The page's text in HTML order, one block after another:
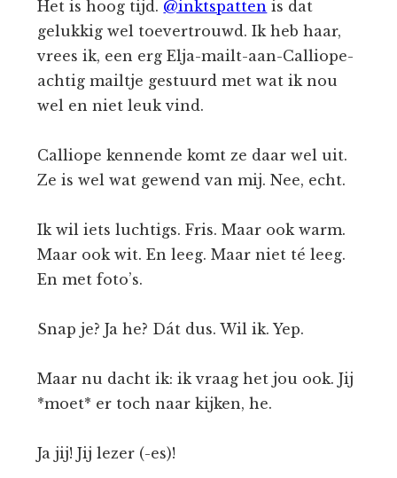
Het is hoog tijd. @inktspatten is dat
gelukkig wel toevertrouwd. Ik heb haar,
vrees ik, een erg Elja-mailt-aan-Calliope-
achtig mailtje gestuurd met wat ik nou
wel en niet leuk vind.
Calliope kennende komt ze daar wel uit.
Ze is wel wat gewend van mij. Nee, echt.
Ik wil iets luchtigs. Fris. Maar ook warm.
Maar ook wit. En leeg. Maar niet té leeg.
En met foto’s.
Snap je? Ja he? Dát dus. Wil ik. Yep.
Maar nu dacht ik: ik vraag het jou ook. Jij
*moet* er toch naar kijken, he.
Ja jij! Jij lezer (-es)!